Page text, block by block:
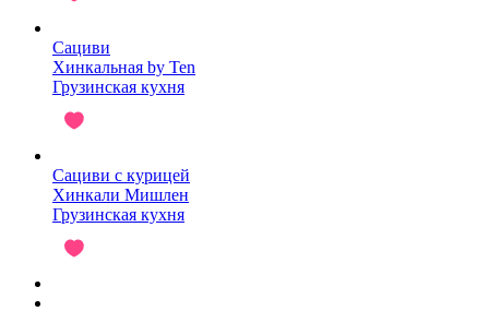
Сациви
Хинкальная by Ten
Грузинская кухня
Сациви с курицей
Хинкали Мишлен
Грузинская кухня